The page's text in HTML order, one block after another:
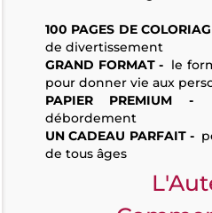
100 PAGES DE
de divertissement
GRAND FORMAT - le
pour donner vie aux
PAPIER PREMIUM -
débordement
UN CADEAU PARFAIT -
de tous âges